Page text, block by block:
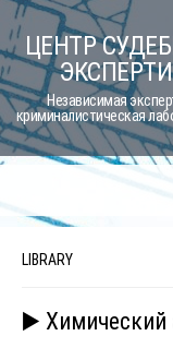
Skip
to
content
ЦЕНТР
Независимая
криминалистическая
LIBRARY
▶️ Химический